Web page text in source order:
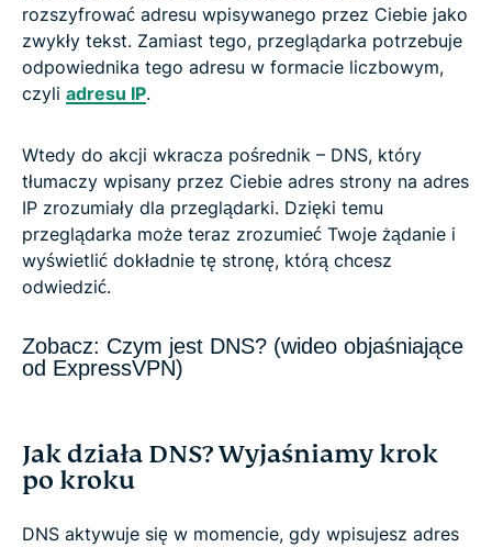
rozszyfrować adresu wpisywanego przez Ciebie jako
zwykły tekst. Zamiast tego, przeglądarka potrzebuje
odpowiednika tego adresu w formacie liczbowym,
czyli adresu IP.
Wtedy do akcji wkracza pośrednik – DNS, który
tłumaczy wpisany przez Ciebie adres strony na adres
IP zrozumiały dla przeglądarki. Dzięki temu
przeglądarka może teraz zrozumieć Twoje żądanie i
wyświetlić dokładnie tę stronę, którą chcesz
odwiedzić.
Zobacz: Czym jest DNS? (wideo objaśniające
od ExpressVPN)
Jak działa DNS? Wyjaśniamy krok
po kroku
DNS aktywuje się w momencie, gdy wpisujesz adres